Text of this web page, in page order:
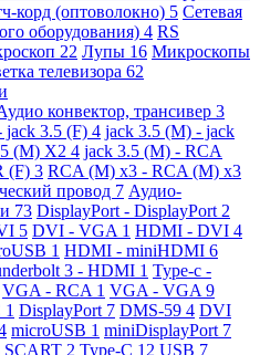
корд (оптоволокно) 5 Сетевая
оборудования) 4 RS
22 Лупы 16 Микроскопы
телевизора 62
конвектор, трансивер 3
jack 3.5 (F) 4 jack 3.5 (M) - jack
(M) X2 4 jack 3.5 (M) - RCA
(F) 3 RCA (M) x3 - RCA (M) x3
провод 7 Аудио-
73 DisplayPort - DisplayPort 2
5 DVI - VGA 1 HDMI - DVI 4
1 HDMI - miniHDMI 6
3 - HDMI 1 Type-c -
VGA - RCA 1 VGA - VGA 9
1 DisplayPort 7 DMS-59 4 DVI
microUSB 1 miniDisplayPort 7
SCART 2 Type-C 12 USB 7